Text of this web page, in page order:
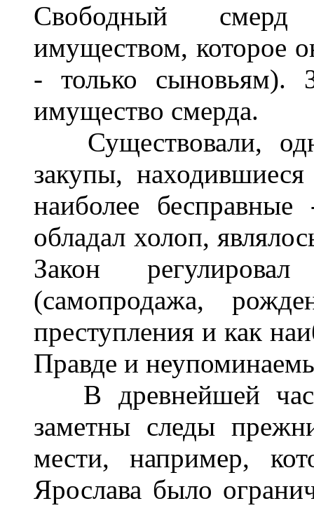
Свободный смерд
имуществом, которое
- только сыновьям).
имущество смерда.
Существовали,
закупы,
наиболее
обладал холоп,
Закон
(самопродажа,
преступления и как
Правде и
В древнейшей
заметны следы
мести, например,
Ярослава было